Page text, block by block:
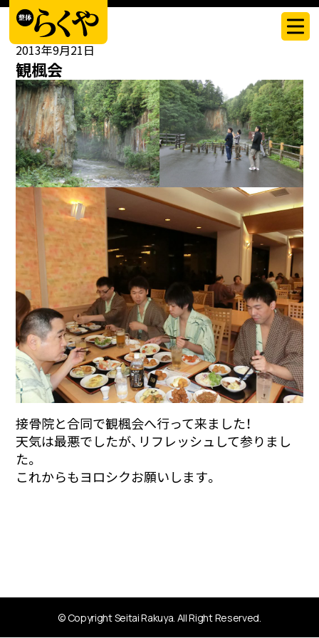
スタッフブログ
2013年9月21日
観楓会
接骨院と合同で観楓会へ行って来ました！
天気は最悪でしたが、リフレッシュして参りまし
た。
これからもヨロシクお願いします。
© Copyright Seitai Rakuya. All Right Reserved.